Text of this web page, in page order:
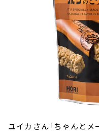
ユイカさん「ちゃんとメ